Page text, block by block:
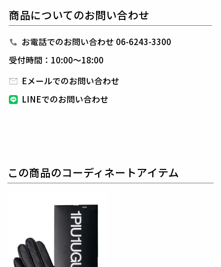
なハイテク素材を採用し、ただ派手な物ではなくテー
ラーリングを得意とする同ブランドならではの立体パ
ターンにより、洗練された高いデザイン性と
ィッティングを兼ね備え着る者全てに高揚感と優越感
をもたらします。
素材
コットン72% ナイロン14% ポリエステル11% ポリウ
商品についてのお問い合わせ
お電話でのお問い合わせ 06-6243-3300
受付時間：10:00～18:00
Eメールでのお問い合わせ
LINEでのお問い合わせ
この商品のコーディネートアイテム